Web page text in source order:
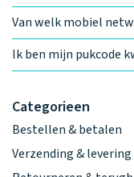
Categorieen
Bestellen & betalen
Verzending & levering
Van welk mobiel
Ik ben mijn pukcode